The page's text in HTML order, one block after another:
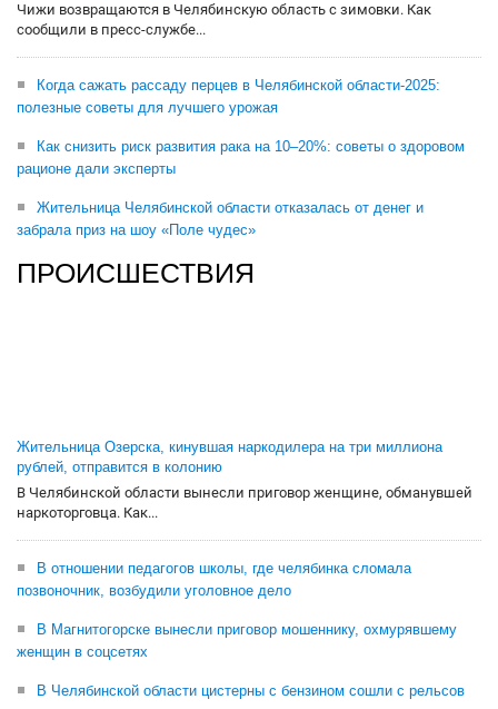
Чижи возвращаются в Челябинскую область с зимовки. Как
сообщили в пресс-службе...
Когда сажать рассаду перцев в Челябинской области-2025:
полезные советы для лучшего урожая
Как снизить риск развития рака на 10–20%: советы о здоровом
рационе дали эксперты
Жительница Челябинской области отказалась от денег и
забрала приз на шоу «Поле чудес»
ПРОИСШЕСТВИЯ
Жительница Озерска, кинувшая наркодилера на три миллиона
рублей, отправится в колонию
В Челябинской области вынесли приговор женщине, обманувшей
наркоторговца. Как...
В отношении педагогов школы, где челябинка сломала
позвоночник, возбудили уголовное дело
В Магнитогорске вынесли приговор мошеннику, охмурявшему
женщин в соцсетях
В Челябинской области цистерны с бензином сошли с рельсов